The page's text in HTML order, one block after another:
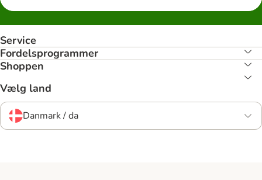
Service
Fordelsprogrammer
Shoppen
Vælg land
Danmark / da